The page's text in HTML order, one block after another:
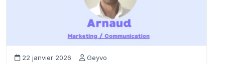
22 janvier 2026 Geyvo